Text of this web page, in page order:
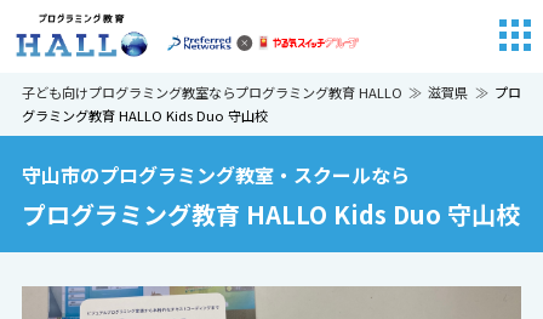
子ども向けプログラミング教室ならプログラミング教育 HALLO 滋賀県
プロ
グラミング教育 HALLO Kids Duo 守山校
守山市のプログラミング教室・スクールなら
プログラミング教育 HALLO Kids Duo 守山校